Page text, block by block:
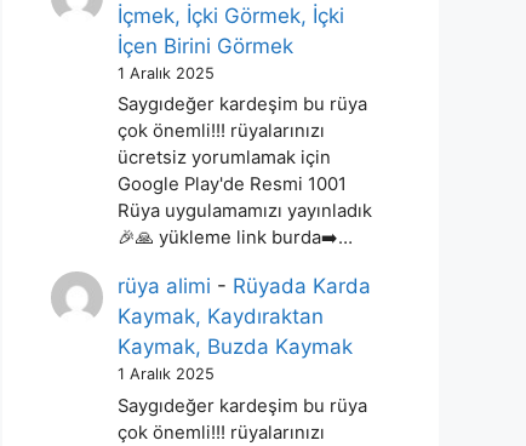
İçmek, İçki Görmek, İçki
İçen Birini Görmek
1 Aralık 2025
Saygıdeğer kardeşim bu rüya
çok önemli!!! rüyalarınızı
ücretsiz yorumlamak için
Google Play'de Resmi 1001
Rüya uygulamamızı yayınladık
🎉🙏 yükleme link burda➡️…
rüya alimi - Rüyada Karda
Kaymak, Kaydıraktan
Kaymak, Buzda Kaymak
1 Aralık 2025
Saygıdeğer kardeşim bu rüya
çok önemli!!! rüyalarınızı